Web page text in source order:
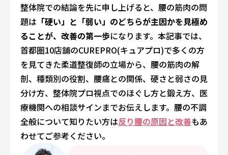
整体院での結論を先に申し上げると、腰の筋肉の問
題は 「硬い」と「弱い」のどちらが主因かを見極め
ることが、改善の第一歩になります。本記事では、
首都圏10店舗のCUREPRO(キュアプロ)で多くの方
を見てきた柔道整復師の立場から、腰の筋肉の解
剖、種類別の役割、腰痛との関係、硬さと弱さの見
分け方、整体院プロ視点でのほぐし方と鍛え方、医
療機関への相談サインまでお伝えします。腰の不調
全般について知りたい方は反り腰の原因と改善もあ
わせてご参考ください。